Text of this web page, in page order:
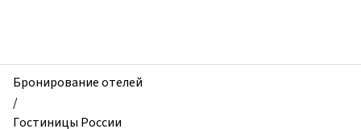
и
квартиры,
Апартаменты
Бронирование отелей
/
Гостиницы России